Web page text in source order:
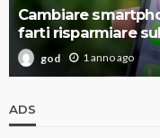
Cambiare
farti risparmiare
god 1 anno ago
ADS